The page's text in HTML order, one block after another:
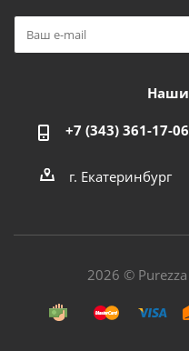
Наши
+7 (343) 361-17-06
г. Екатеринбург
2026 ©